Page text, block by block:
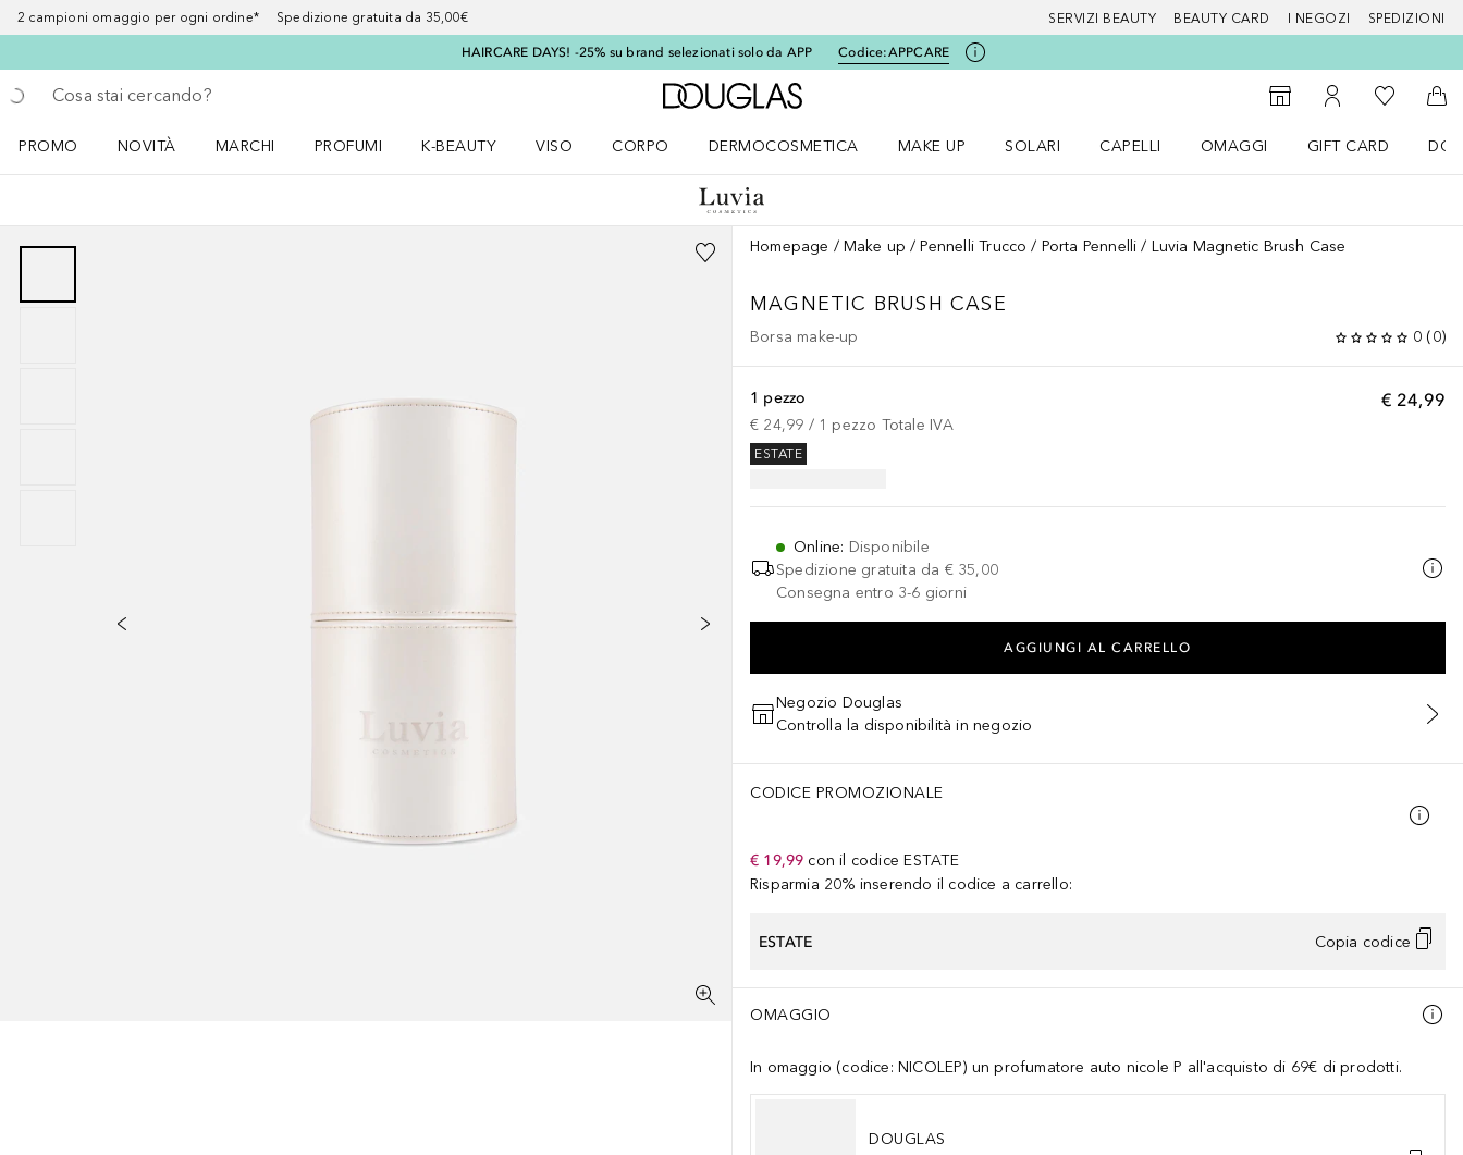
2 campioni omaggio per ogni ordine* Spedizione gratuita da 35,00€ SERVIZI BEAUTY BEAUTY CARD I NEGOZI SPEDIZIONI
HAIRCARE DAYS! -25% su brand selezionati solo da APP Codice:APPCARE
Torna indietro
Esegui ricerca
A Douglas Home
StorefinderAl Mio Account
Alla Mia
Al
PROMO
NOVITÀ
MARCHI
PROFUMI
K-BEAUTY
VISO
CORPO
DERMOCOSMETICA
MAKE UP
SOLARI
CAPELLI
OMAGGI
GIFT CARD
Homepage Make up Pennelli Trucco Porta Pennelli Luvia Magnetic Brush Case
MAGNETIC BRUSH CASE
Borsa make-up 0 (0)
€ 24,99
1 pezzo
€ 24,99 / 1 pezzo Totale IVA
ESTATE
Online: Disponibile
Spedizione gratuita da € 35,00
Consegna entro 3-6 giorni
AGGIUNGI AL CARRELLO
Negozio Douglas
Controlla la disponibilità in negozio
CODICE PROMOZIONALE
€ 19,99 con il codice ESTATE
Risparmia 20% inserendo il codice a carrello:
ESTATE Copia codice
OMAGGIO
In omaggio (codice: NICOLEP) un profumatore auto nicole P all'acquisto di 69€ di prodotti.
DOUGLAS